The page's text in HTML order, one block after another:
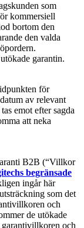
som
kommersiell
bortom den
den valda
garantin.
för
av relevant
emot efter sagda
att neka
B2B (“Villkor
begränsade
ingår här
som det
och
de utökade
och